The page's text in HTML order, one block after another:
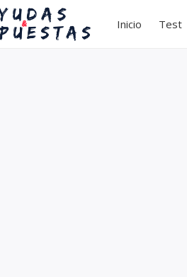
Inicio Test